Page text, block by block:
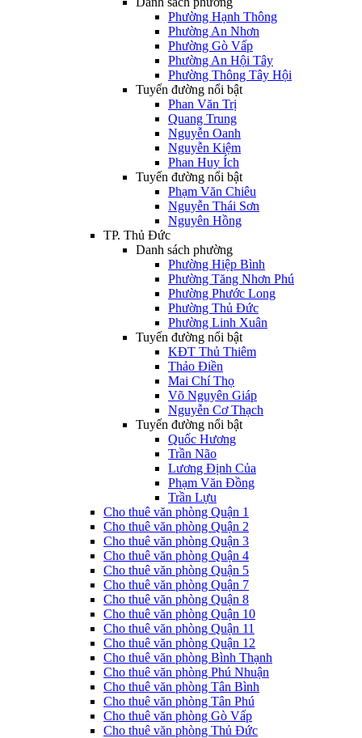
Phường Hạnh Thông
Phường An Nhơn
Phường Gò Vấp
Phường An Hội Tây
Phường Thông Tây Hội
Tuyến đường nổi bật
Phan Văn Trị
Quang Trung
Nguyễn Oanh
Nguyễn Kiệm
Phan Huy Ích
Tuyến đường nổi bật
Phạm Văn Chiêu
Nguyễn Thái Sơn
Nguyên Hồng
TP. Thủ Đức
Danh sách phường
Phường Hiệp Bình
Phường Tăng Nhơn Phú
Phường Phước Long
Phường Thủ Đức
Phường Linh Xuân
Tuyến đường nổi bật
KĐT Thủ Thiêm
Thảo Điền
Mai Chí Thọ
Võ Nguyên Giáp
Nguyễn Cơ Thạch
Tuyến đường nổi bật
Quốc Hương
Trần Não
Lương Định Của
Phạm Văn Đồng
Trần Lựu
Cho thuê văn phòng Quận 1
Cho thuê văn phòng Quận 2
Cho thuê văn phòng Quận 3
Cho thuê văn phòng Quận 4
Cho thuê văn phòng Quận 5
Cho thuê văn phòng Quận 7
Cho thuê văn phòng Quận 8
Cho thuê văn phòng Quận 10
Cho thuê văn phòng Quận 11
Cho thuê văn phòng Quận 12
Cho thuê văn phòng Bình Thạnh
Cho thuê văn phòng Phú Nhuận
Cho thuê văn phòng Tân Bình
Cho thuê văn phòng Tân Phú
Cho thuê văn phòng Gò Vấp
Cho thuê văn phòng Thủ Đức